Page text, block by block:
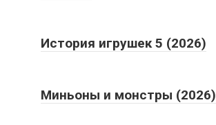
История игрушек 5 (2026)
Миньоны и монстры (2026)